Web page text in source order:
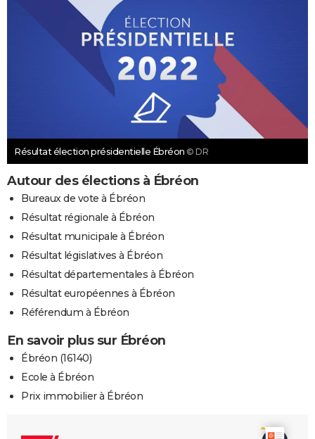
Résultat élection présidentielle Ébréon © DR
Autour des élections à Ébréon
Bureaux de vote à Ébréon
Résultat régionale à Ébréon
Résultat municipale à Ébréon
Résultat législatives à Ébréon
Résultat départementales à Ébréon
Résultat européennes à Ébréon
Référendum à Ébréon
En savoir plus sur Ébréon
Ébréon (16140)
Ecole à Ébréon
Prix immobilier à Ébréon